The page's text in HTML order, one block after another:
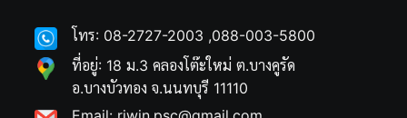
โทร: 08-2727-2003 ,088-003-5800
ที่อยู่: 18 ม.3 คลองโต๊ะใหม่ ต.บางคูรัด
อ.บางบัวทอง จ.นนทบุรี 11110